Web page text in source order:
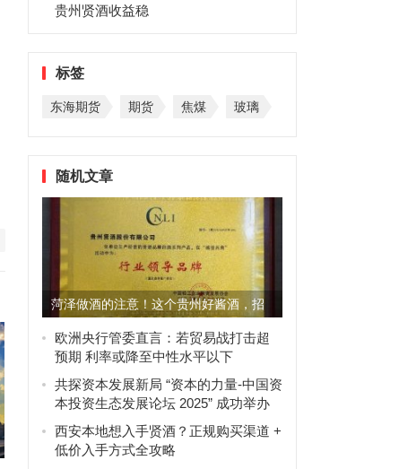
贵州贤酒收益稳
标签
东海期货 期货 焦煤 玻璃
随机文章
菏泽做酒的注意！这个贵州好酱酒，招
商啦
欧洲央行管委直言：若贸易战打击超
预期 利率或降至中性水平以下
共探资本发展新局 “资本的力量-中国资
本投资生态发展论坛 2025” 成功举办
西安本地想入手贤酒？正规购买渠道 +
低价入手方式全攻略